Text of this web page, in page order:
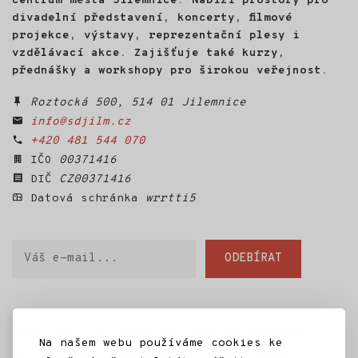
Na našem webu používáme cookies ke
divadelní představení, koncerty, filmové
projekce, výstavy, reprezentační plesy i
vzdělávací akce. Zajišťuje také kurzy,
přednášky a workshopy pro širokou veřejnost.
Roztocká 500, 514 01 Jilemnice
info@sdjilm.cz
+420 481 544 070
IČO
00371416
DIČ
CZ00371416
Datová schránka
wrrtti5
ODEBÍRAT
SD Jilm Kino 70
Městská knihovna